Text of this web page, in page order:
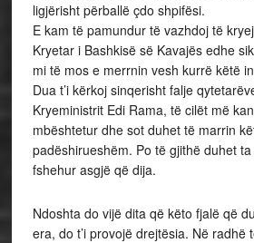
ligjërisht përballë çdo shpifësi.
E kam të pamundur të vazhdoj të
Kryetar i Bashkisë së Kavajës edhe
mi të mos e merrnin vesh kurrë këtë
Dua t’i kërkoj sinqerisht falje
Kryeministrit Edi Rama, të cilët më
mbështetur dhe sot duhet të marrin
padëshirueshëm. Po të gjithë duhet
fshehur asgjë që dija.
Ndoshta do vijë dita që këto fjalë që
era, do t’i provojë drejtësia. Në radhë